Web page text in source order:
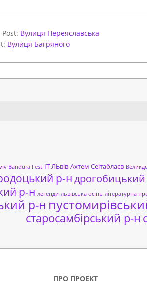
Вулиця Переяславська
Вулиця Багряного
Bandura Fest ІТ ЛЬвів Ахтем Сеітаблаєв
р-н
р-н легенди львівська осінь літературна
р-н
старосамбірський р-н
ПРО ПРОЕКТ